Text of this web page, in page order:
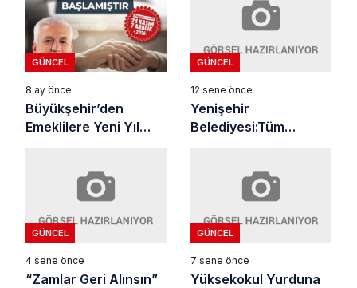
GÜNCEL
8 ay önce
Büyükşehir’den
Emeklilere Yeni Yıl
GÜNCEL
12 sene önce
Yenişehir
Belediyesi:Tüm
GÜNCEL
4 sene önce
“Zamlar Geri Alınsın”
GÜNCEL
7 sene önce
Yüksekokul Yurduna